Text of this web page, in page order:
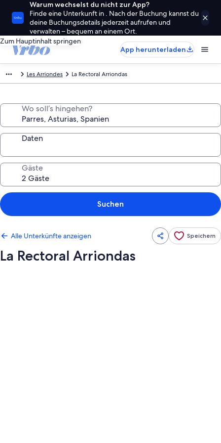
Warum wechselst du nicht zur App?
Finde eine Unterkunft in . Nach der Buchung kannst du
deine Buchungsdetails jederzeit aufrufen und
verwalten – bequem an einem Ort.
Zum Hauptinhalt springen
App herunterladen
Les Arriondes La Rectoral Arriondas
Wo soll’s hingehen?
Daten
Gäste
Suchen
Alle Unterkünfte anzeigen Speichern
La Rectoral Arriondas